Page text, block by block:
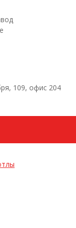
109, офис 204